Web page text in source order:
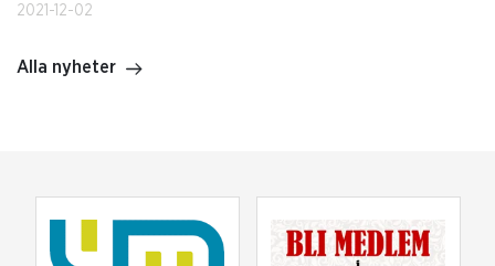
2021-12-02
Alla nyheter